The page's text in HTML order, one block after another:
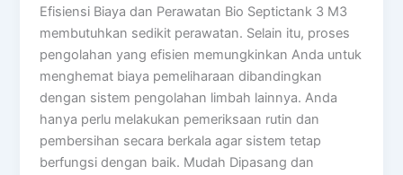
Efisiensi Biaya dan Perawatan Bio Septictank 3 M3
membutuhkan sedikit perawatan. Selain itu, proses
pengolahan yang efisien memungkinkan Anda untuk
menghemat biaya pemeliharaan dibandingkan
dengan sistem pengolahan limbah lainnya. Anda
hanya perlu melakukan pemeriksaan rutin dan
pembersihan secara berkala agar sistem tetap
berfungsi dengan baik. Mudah Dipasang dan